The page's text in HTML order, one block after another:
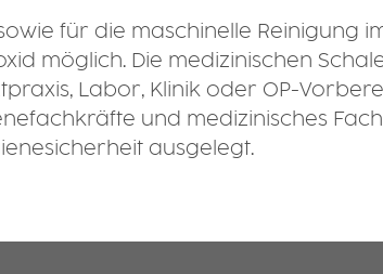
für die maschinelle Reinigung
möglich. Die medizinischen
Labor, Klinik oder OP-
und medizinisches
ausgelegt.